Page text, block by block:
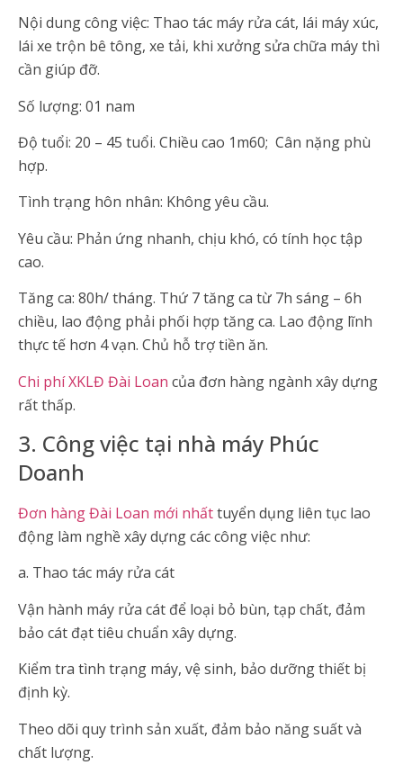
Nội dung công việc: Thao tác máy rửa cát, lái máy xúc,
lái xe trộn bê tông, xe tải, khi xưởng sửa chữa máy thì
cần giúp đỡ.
Số lượng: 01 nam
Độ tuổi: 20 – 45 tuổi. Chiều cao 1m60; Cân nặng phù
hợp.
Tình trạng hôn nhân: Không yêu cầu.
Yêu cầu: Phản ứng nhanh, chịu khó, có tính học tập
cao.
Tăng ca: 80h/ tháng. Thứ 7 tăng ca từ 7h sáng – 6h
chiều, lao động phải phối hợp tăng ca. Lao động lĩnh
thực tế hơn 4 vạn. Chủ hỗ trợ tiền ăn.
Chi phí XKLĐ Đài Loan của đơn hàng ngành xây dựng
rất thấp.
3. Công việc tại nhà máy Phúc
Doanh
Đơn hàng Đài Loan mới nhấttuyển dụng liên tục lao
động làm nghề xây dựng các công việc như:
a. Thao tác máy rửa cát
Vận hành máy rửa cát để loại bỏ bùn, tạp chất, đảm
bảo cát đạt tiêu chuẩn xây dựng.
Kiểm tra tình trạng máy, vệ sinh, bảo dưỡng thiết bị
định kỳ.
Theo dõi quy trình sản xuất, đảm bảo năng suất và
chất lượng.